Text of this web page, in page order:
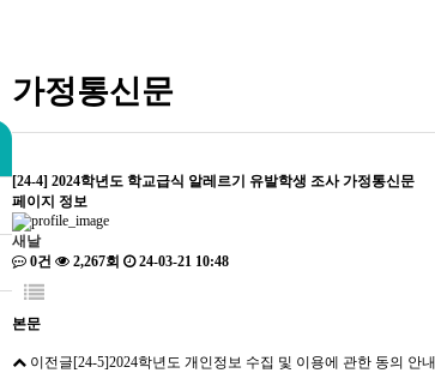
가정통신문
[24-4] 2024학년도 학교급식 알레르기 유발학생 조사 가정통신문
페이지 정보
새날
0건
2,267회 24-03-21 10:48
본문
이전글[24-5]2024학년도 개인정보 수집 및 이용에 관한 동의 안내